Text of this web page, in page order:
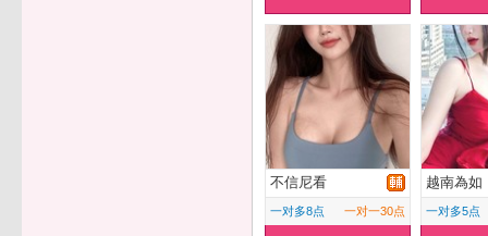
不信尼看
一对多8点 一对一30点
越南為如
一对多5点